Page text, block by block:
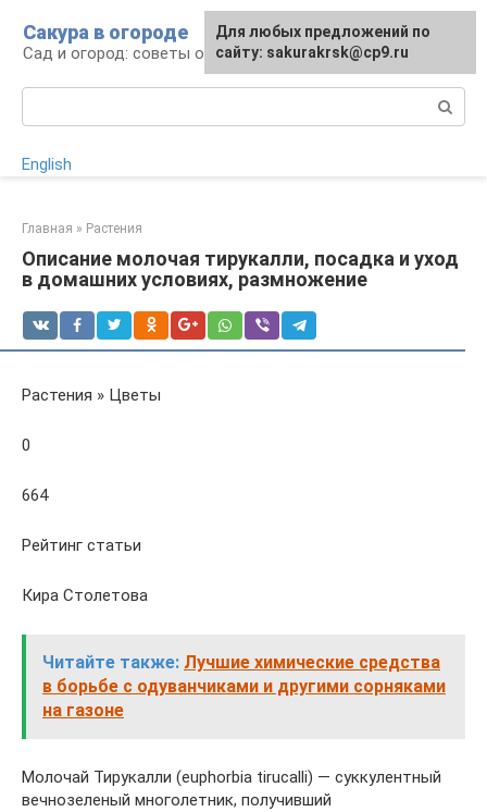
контенту
Сакура в огороде
Сад и огород: советы огородникам
English
Главная » Растения
Описание молочая тирукалли, посадка и уход
в домашних условиях, размножение
Растения » Цветы
0
664
Рейтинг статьи
Кира Столетова
Читайте также: Лучшие химические средства
в борьбе с одуванчиками и другими сорняками
на газоне
Молочай Тирукалли (euphorbia tirucalli) — суккулентный
вечнозеленый многолетник, получивший
Для любых предложений по
сайту: sakurakrsk@cp9.ru